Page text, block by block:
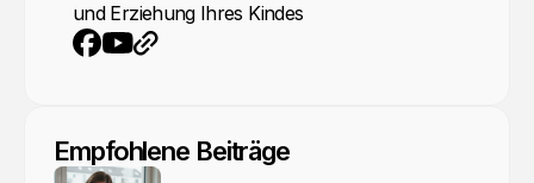
und Erziehung Ihres Kindes
Empfohlene Beiträge